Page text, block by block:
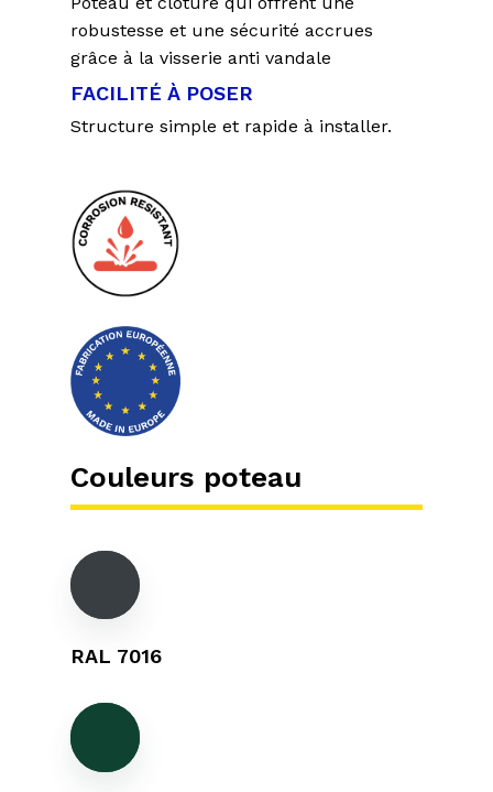
robustesse et une sécurité accrues
grâce à la visserie anti vandale
FACILITÉ À POSER
Structure simple et rapide à installer.
Couleurs poteau
RAL 7016